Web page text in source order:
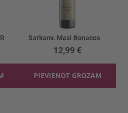
12,99 €
PIEVIENOT GROZAM